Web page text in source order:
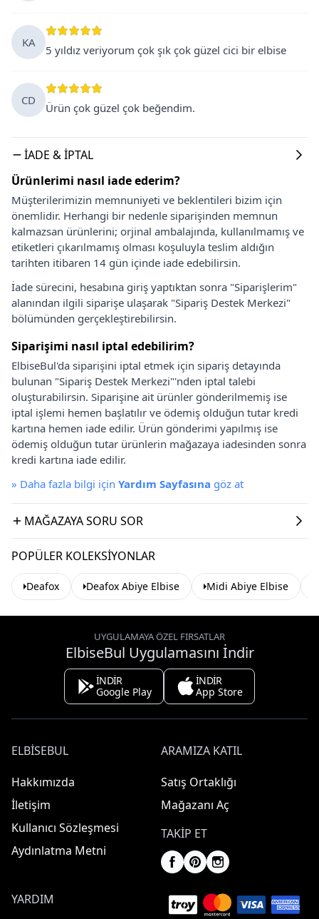
KA
5 yıldız veriyorum çok şık çok güzel cici bir elbise
CD
Ürün çok güzel çok beğendim.
İADE & İPTAL
Ürünlerimi nasıl iade ederim?
Müşterilerimizin memnuniyeti ve beklentileri bizim için
önemlidir. Herhangi bir nedenle siparişinden memnun
kalmazsan ürünlerini; orjinal ambalajında, kullanılmamış ve
etiketleri çıkarılmamış olması koşuluyla teslim aldığın
tarihten itibaren 14 gün içinde iade edebilirsin.
İade sürecini, hesabına giriş yaptıktan sonra "Siparişlerim"
alanından ilgili siparişe ulaşarak "Sipariş Destek Merkezi"
bölümünden gerçekleştirebilirsin.
Siparişimi nasıl iptal edebilirim?
ElbiseBul'da siparişini iptal etmek için sipariş detayında
bulunan "Sipariş Destek Merkezi"'nden iptal talebi
oluşturabilirsin. Siparişine ait ürünler gönderilmemiş ise
iptal işlemi hemen başlatılır ve ödemiş olduğun tutar kredi
kartına hemen iade edilir. Ürün gönderimi yapılmış ise
ödemiş olduğun tutar ürünlerin mağazaya iadesinden sonra
kredi kartına iade edilir.
» Daha fazla bilgi için Yardım Sayfasına göz at
MAĞAZAYA SORU SOR
POPÜLER KOLEKSIYONLAR
Deafox Deafox Abiye Elbise Midi Abiye Elbise
UYGULAMAYA ÖZEL FIRSATLAR
ElbiseBul Uygulamasını İndir
İNDİR
Google Play
İNDİR
App Store
ELBISEBUL
Hakkımızda
İletişim
Kullanıcı Sözleşmesi
Aydınlatma Metni
ARAMIZA KATIL
Satış Ortaklığı
Mağazanı Aç
TAKIP ET
YARDIM